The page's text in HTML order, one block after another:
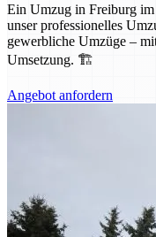
Ein Umzug in Freiburg im
unser professionelles
gewerbliche Umzüge –
Umsetzung. 🏗️
Angebot anfordern